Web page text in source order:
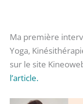
Ma première
Yoga,
sur le site
l’article.